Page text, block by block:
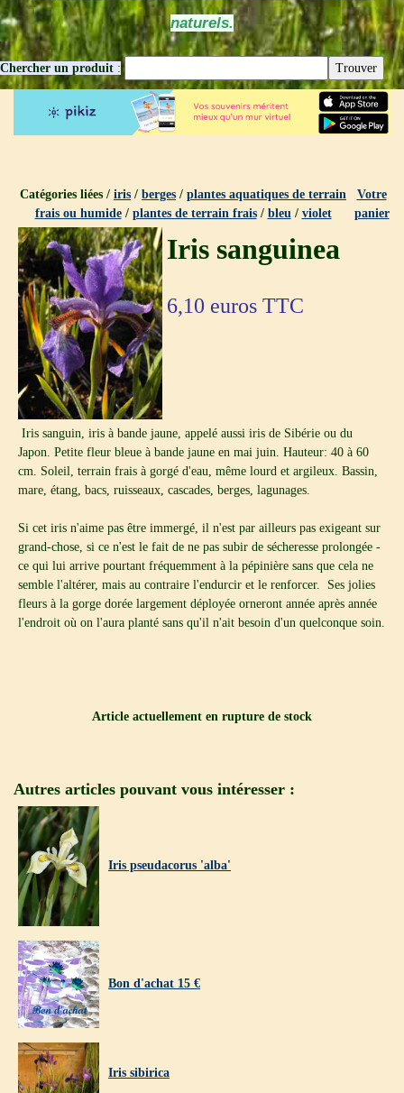
naturels.
Chercher un produit :
Catégories liées / iris / berges / plantes aquatiques de terrain
frais ou humide/ plantes de terrain frais/ bleu/ violet
Votre
panier
Iris sanguinea
6,10 euros TTC
Iris sanguin, iris à bande jaune, appelé aussi iris de Sibérie ou du
Japon. Petite fleur bleue à bande jaune en mai juin. Hauteur: 40 à 60
cm. Soleil, terrain frais à gorgé d'eau, même lourd et argileux. Bassin,
mare, étang, bacs, ruisseaux, cascades, berges, lagunages.
Si cet iris n'aime pas être immergé, il n'est par ailleurs pas exigeant sur
grand-chose, si ce n'est le fait de ne pas subir de sécheresse prolongée -
ce qui lui arrive pourtant fréquemment à la pépinière sans que cela ne
semble l'altérer, mais au contraire l'endurcir et le renforcer. Ses jolies
fleurs à la gorge dorée largement déployée orneront année après année
l'endroit où on l'aura planté sans qu'il n'ait besoin d'un quelconque soin.
Article actuellement en rupture de stock
Autres articles pouvant vous intéresser :
Iris pseudacorus 'alba'
Bon d'achat 15 €
Iris sibirica